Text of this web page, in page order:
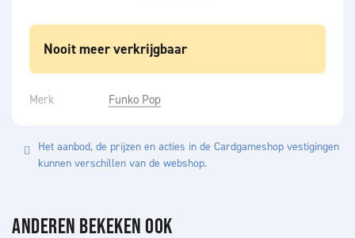
Nooit meer verkrijgbaar
Merk Funko Pop
Het aanbod, de prijzen en acties in de Cardgameshop vestigingen
kunnen verschillen van de webshop.
ANDEREN BEKEKEN OOK